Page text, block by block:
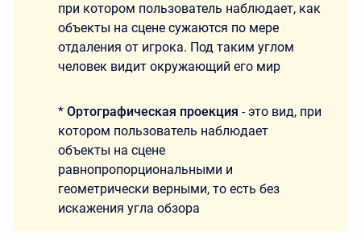
при котором пользователь наблюдает, как
объекты на сцене сужаются по мере
отдаления от игрока. Под таким углом
человек видит окружающий его мир
* Ортографическая проекция - это вид, при
котором пользователь наблюдает
объекты на сцене
равнопропорциональными и
геометрически верными, то есть без
искажения угла обзора